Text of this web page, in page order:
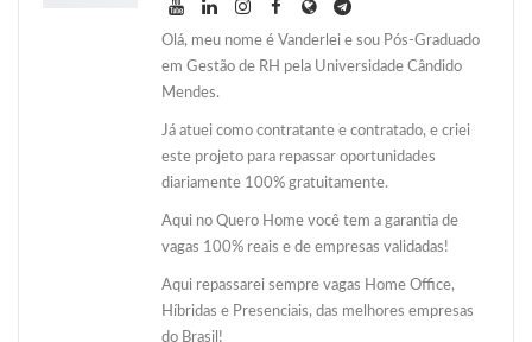
Olá, meu nome é Vanderlei e sou Pós-Graduado
em Gestão de RH pela Universidade Cândido
Mendes.
Já atuei como contratante e contratado, e criei
este projeto para repassar oportunidades
diariamente 100% gratuitamente.
Aqui no Quero Home você tem a garantia de
vagas 100% reais e de empresas validadas!
Aqui repassarei sempre vagas Home Office,
Híbridas e Presenciais, das melhores empresas
do Brasil!